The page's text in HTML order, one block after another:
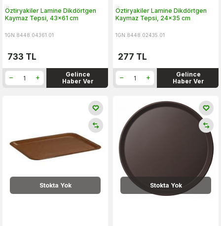
Öztiryakiler Lamine Dikdörtgen
Kaymaz Tepsi, 43x61 cm
1GN.8448.04361.01
733 TL
Gelince
Haber Ver
Öztiryakiler Lamine Dikdörtgen
Kaymaz Tepsi, 24x35 cm
1GN.8448.02435.01
277 TL
Gelince
Haber Ver
Stokta Yok Stokta Yok